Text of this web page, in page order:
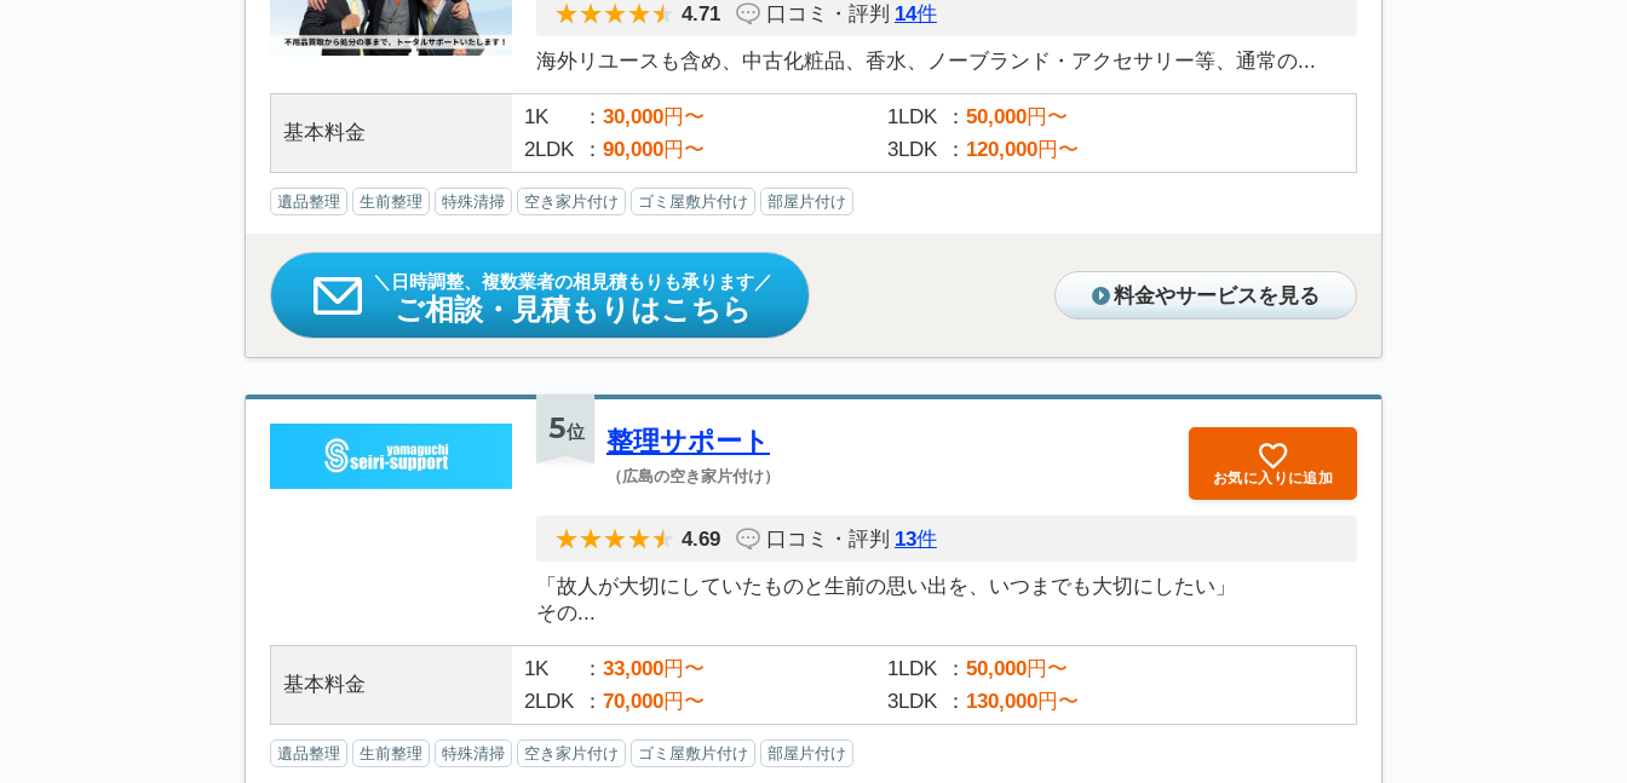
4.71 口コミ・評判 14件
海外リユースも含め、中古化粧品、香水、ノーブランド・アクセサリー等、通常の...
基本料金
1K 30,000円〜 1LDK 50,000円〜
2LDK
90,000円〜 3LDK 120,000円〜
遺品整理 生前整理 特殊清掃 空き家片付け ゴミ屋敷片付け 部屋片付け
日時調整、複数業者の相見積もりも承ります
ご相談・見積もりはこちら 料金やサービスを見る
5位 整理サポート
（広島の空き家片付け） お気に入りに追加
4.69 口コミ・評判 13件
「故人が大切にしていたものと生前の思い出を、いつまでも大切にしたい」
その...
基本料金
1K 33,000円〜 1LDK 50,000円〜
2LDK
70,000円〜 3LDK 130,000円〜
遺品整理 生前整理 特殊清掃 空き家片付け ゴミ屋敷片付け 部屋片付け